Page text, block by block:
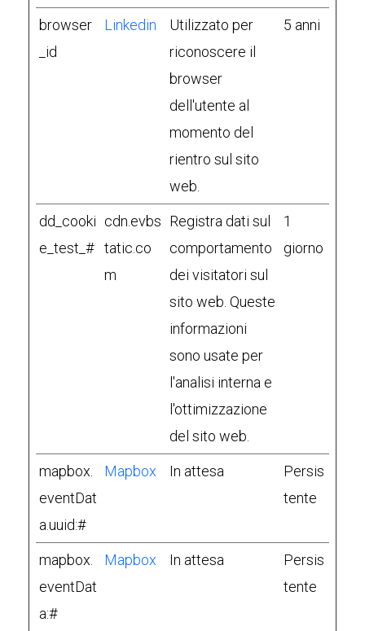
browser
_id
Linkedin
Utilizzato per
riconoscere il
browser
dell'utente al
momento del
rientro sul sito
web.
5 anni
dd_cooki
e_test_#
cdn.evbs
tatic.co
m
Registra dati sul
comportamento
dei visitatori sul
sito web. Queste
informazioni
sono usate per
l'analisi interna e
l'ottimizzazione
del sito web.
1
giorno
mapbox.
eventDat
a.uuid:#
Mapbox In attesa
Persis
tente
mapbox.
eventDat
a:#
Mapbox In attesa
Persis
tente